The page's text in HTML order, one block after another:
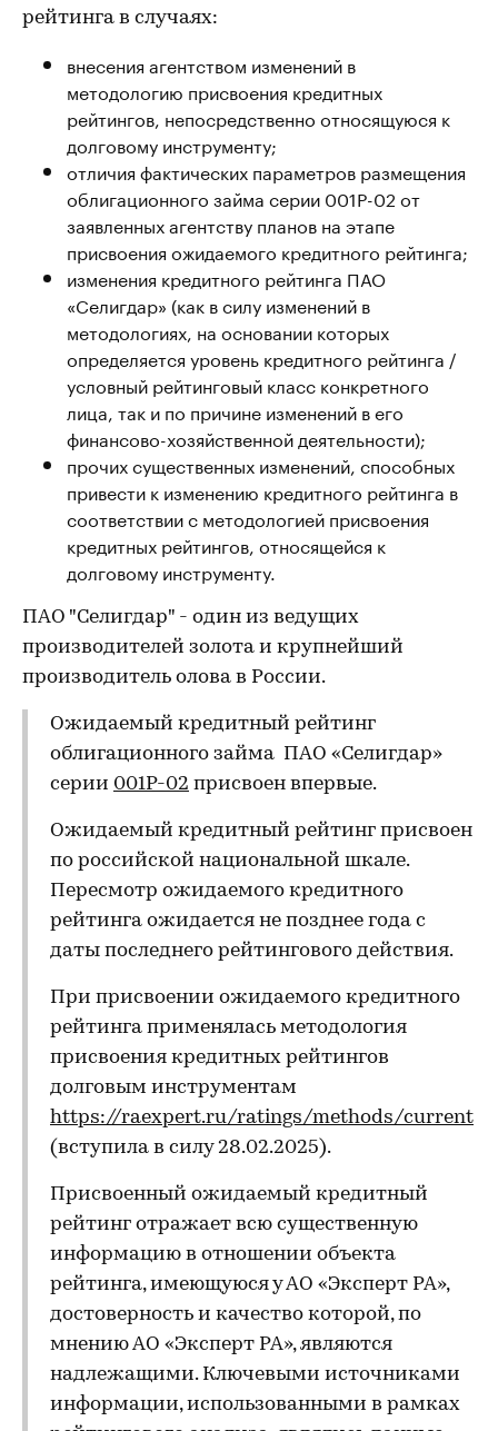
рейтинга в случаях:
внесения агентством изменений в
методологию присвоения кредитных
рейтингов, непосредственно относящуюся к
долговому инструменту;
отличия фактических параметров размещения
облигационного займа серии 001Р-02 от
заявленных агентству планов на этапе
присвоения ожидаемого кредитного рейтинга;
изменения кредитного рейтинга ПАО
«Селигдар» (как в силу изменений в
методологиях, на основании которых
определяется уровень кредитного рейтинга /
условный рейтинговый класс конкретного
лица, так и по причине изменений в его
финансово-хозяйственной деятельности);
прочих существенных изменений, способных
привести к изменению кредитного рейтинга в
соответствии с методологией присвоения
кредитных рейтингов, относящейся к
долговому инструменту.
ПАО "Селигдар" - один из ведущих
производителей золота и крупнейший
производитель олова в России.
Ожидаемый кредитный рейтинг
облигационного займа ПАО «Селигдар»
серии 001Р-02 присвоен впервые.
Ожидаемый кредитный рейтинг присвоен
по российской национальной шкале.
Пересмотр ожидаемого кредитного
рейтинга ожидается не позднее года с
даты последнего рейтингового действия.
При присвоении ожидаемого кредитного
рейтинга применялась методология
присвоения кредитных рейтингов
долговым инструментам
https://raexpert.ru/ratings/methods/current
(вступила в силу 28.02.2025).
Присвоенный ожидаемый кредитный
рейтинг отражает всю существенную
информацию в отношении объекта
рейтинга, имеющуюся у АО «Эксперт РА»,
достоверность и качество которой, по
мнению АО «Эксперт РА», являются
надлежащими. Ключевыми источниками
информации, использованными в рамках